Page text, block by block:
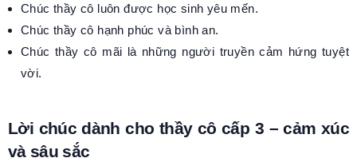
Chúc thầy cô luôn được học sinh yêu mến.
Chúc thầy cô hạnh phúc và bình an.
Chúc thầy cô mãi là những người truyền cảm hứng tuyệt
vời.
Lời chúc dành cho thầy cô cấp 3 – cảm xúc
và sâu sắc